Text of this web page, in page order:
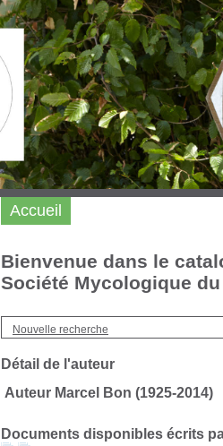
Bienvenue dans le
Société Mycologique
Nouvelle recherche
Détail de l'auteur
Auteur Marcel Bon (1925-2014)
Documents disponibles écrits
Accueil